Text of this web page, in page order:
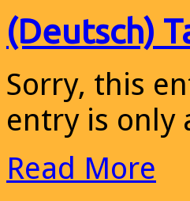
(Deutsch)
Sorry, this
entry is only
Read More